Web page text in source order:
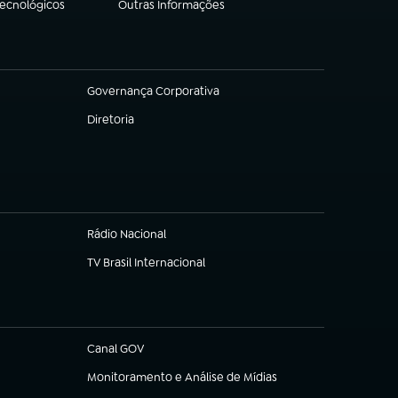
Outras Informações
(abre em nova aba)
Governança Corporativa
(abre em nova aba)
Diretoria
(abre em nova aba)
Rádio Nacional
(abre em nova aba)
TV Brasil Internacional
(abre em nova aba)
Canal GOV
(abre em nova aba)
Monitoramento e Análise de Mídias
(abre em nova aba)